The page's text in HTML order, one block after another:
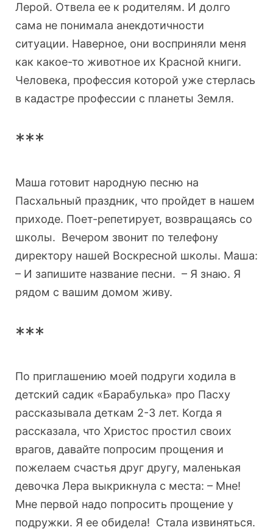
Лерой. Отвела ее к родителям. И долго
сама не понимала анекдотичности
ситуации. Наверное, они восприняли меня
как какое-то животное их Красной книги.
Человека, профессия которой уже стерлась
в кадастре профессии с планеты Земля.
***
Маша готовит народную песню на
Пасхальный праздник, что пройдет в нашем
приходе. Поет-репетирует, возвращаясь со
школы. Вечером звонит по телефону
директору нашей Воскресной школы. Маша:
– И запишите название песни. – Я знаю. Я
рядом с вашим домом живу.
***
По приглашению моей подруги ходила в
детский садик «Барабулька» про Пасху
рассказывала деткам 2-3 лет. Когда я
рассказала, что Христос простил своих
врагов, давайте попросим прощения и
пожелаем счастья друг другу, маленькая
девочка Лера выкрикнула с места: – Мне!
Мне первой надо попросить прощение у
подружки. Я ее обидела! Стала извиняться.